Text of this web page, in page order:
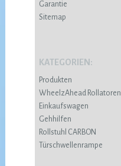
Garantie
Sitemap
KATEGORIEN:
Produkten
WheelzAhead Rollatoren
Einkaufswagen
Gehhilfen
Rollstuhl CARBON
Türschwellenrampe